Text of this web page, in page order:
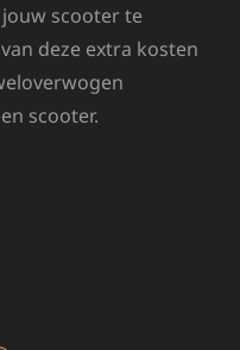
scooter te
deze extra kosten
scooter.